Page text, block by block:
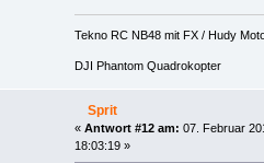
Tekno RC NB48 mit FX / Hudy
DJI Phantom Quadrokopter
Sprit
« Antwort #12 am: 07. Februar
18:03:19 »